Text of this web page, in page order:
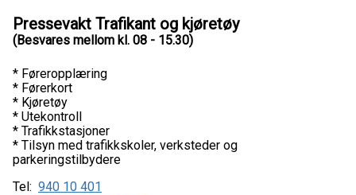
Pressevakt Trafikant og kjøretøy
(Besvares mellom kl. 08 - 15.30)
* Føreropplæring
* Førerkort
* Kjøretøy
* Utekontroll
* Trafikkstasjoner
* Tilsyn med trafikkskoler, verksteder og
parkeringstilbydere
Tel: 940 10 401